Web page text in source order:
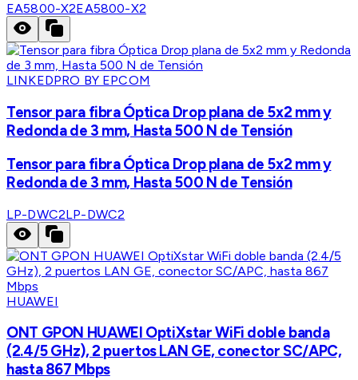
EA5800-X2EA5800-X2
LINKEDPRO BY EPCOM
Tensor para fibra Óptica Drop plana de 5x2 mm y
Redonda de 3 mm, Hasta 500 N de Tensión
Tensor para fibra Óptica Drop plana de 5x2 mm y
Redonda de 3 mm, Hasta 500 N de Tensión
LP-DWC2LP-DWC2
HUAWEI
ONT GPON HUAWEI OptiXstar WiFi doble banda
(2.4/5 GHz), 2 puertos LAN GE, conector SC/APC,
hasta 867 Mbps